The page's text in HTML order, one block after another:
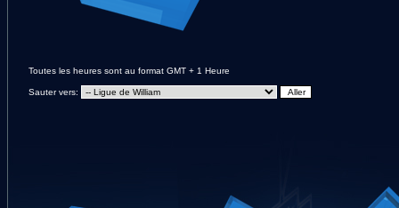
Toutes les heures sont au format GMT + 1 Heure
Sauter vers: